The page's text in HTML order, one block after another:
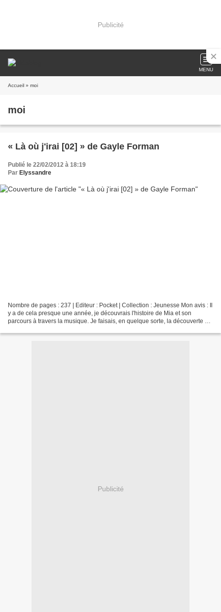
Publicité
MENU
Accueil » moi
moi
« Là où j'irai [02] » de Gayle Forman
Publié le 22/02/2012 à 18:19
Par Elyssandre
Nombre de pages : 237 | Editeur : Pocket | Collection : Jeunesse Mon avis : Il
y a de cela presque une année, je découvrais l'histoire de Mia et son
parcours à travers la musique. Je faisais, en quelque sorte, la découverte de
Publicité